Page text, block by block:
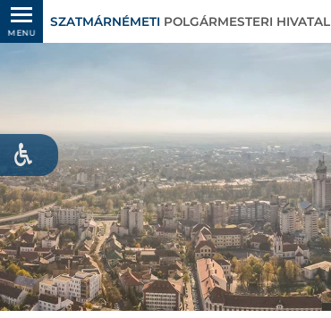
MENU
SZATMÁRNÉMETI POLGÁRMESTERI HIVATAL